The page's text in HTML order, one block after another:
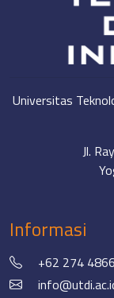
Universitas
Jl.
Informasi
+62 274